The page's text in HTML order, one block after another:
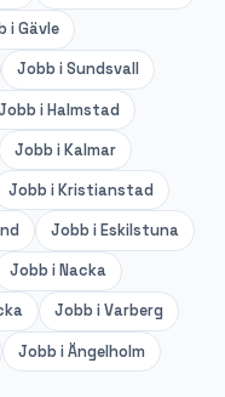
iGävle
Jobb iSundsvall
iHalmstad
Jobb iKalmar
Jobb iKristianstad
Jobb iEskilstuna
Jobb iNacka
Jobb iVarberg
Jobb iÄngelholm